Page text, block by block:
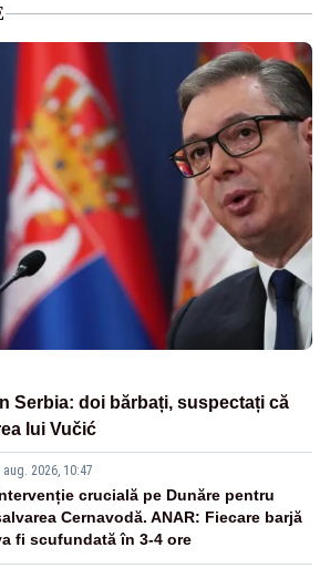
Serbia: doi bărbați, suspectați că
lui Vučić
aug. 2026, 10:47
crucială pe Dunăre pentru
Cernavodă. ANAR: Fiecare barjă
fi scufundată în 3-4 ore